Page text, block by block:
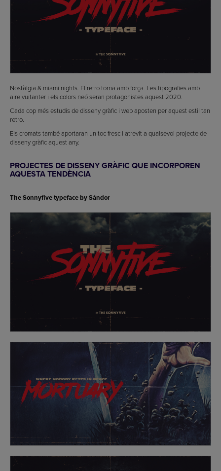
Nostàlgia & miami nights. El retro torna amb força. Les tipografies amb
aire vuitanter i els colors neó seran protagonistes aquest 2020.
Cada cop més estudis de disseny gràfic i web aposten per aquest estil tan
retro.
Els cromats també aportaran un toc fresc i atrevit a qualsevol projecte de
disseny gràfic aquest any.
PROJECTES DE DISSENY GRÀFIC QUE INCORPOREN
AQUESTA TENDÈNCIA
The Sonnyfive typeface by Sándor